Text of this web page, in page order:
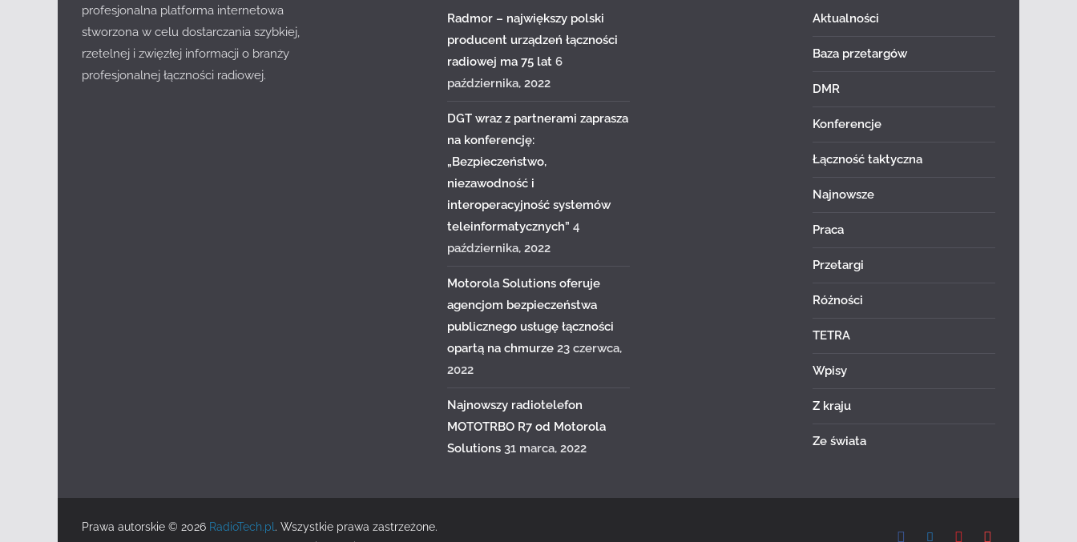
profesjonalna platforma internetowa
stworzona w celu dostarczania szybkiej,
rzetelnej i zwięzłej informacji o branży
profesjonalnej łączności radiowej.
Radmor – największy polski
producent urządzeń łączności
radiowej ma 75 lat 6
października, 2022
DGT wraz z partnerami zaprasza
na konferencję:
„Bezpieczeństwo,
niezawodność i
interoperacyjność systemów
teleinformatycznych” 4
października, 2022
Motorola Solutions oferuje
agencjom bezpieczeństwa
publicznego usługę łączności
opartą na chmurze 23 czerwca,
2022
Najnowszy radiotelefon
MOTOTRBO R7 od Motorola
Solutions 31 marca, 2022
Aktualności
Baza przetargów
DMR
Konferencje
Łączność taktyczna
Najnowsze
Praca
Przetargi
Różności
TETRA
Wpisy
Z kraju
Ze świata
Prawa autorskie © 2026 RadioTech.pl . Wszystkie prawa zastrzeżone.